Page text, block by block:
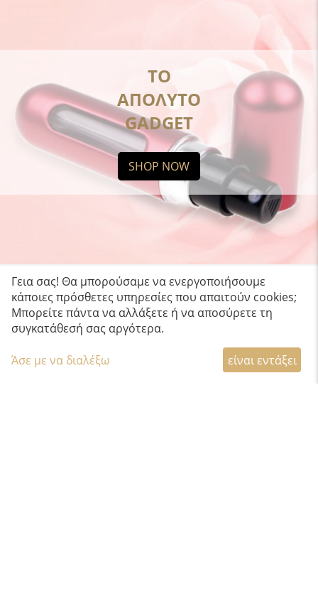
ΤΟ
ΑΠΟΛΥΤΟ
GADGET
SHOP NOW
ΔΩΡΕΑΝ ΜΕΤΑΦΟΡΙΚΑ
Γεια σας! Θα μπορούσαμε να ενεργοποιήσουμε
κάποιες πρόσθετες υπηρεσίες που απαιτούν cookies;
Μπορείτε πάντα να αλλάξετε ή να αποσύρετε τη
συγκατάθεσή σας αργότερα.
Άσε με να διαλέξω είναι εντάξει